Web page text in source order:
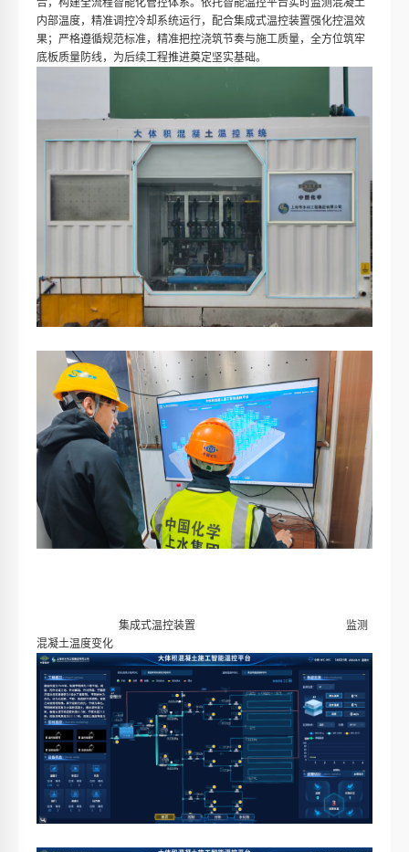
合，构建全流程智能化管控体系。依托智能温控平台实时监测混凝土
内部温度，精准调控冷却系统运行，配合集成式温控装置强化控温效
果；严格遵循规范标准，精准把控浇筑节奏与施工质量，全方位筑牢
底板质量防线，为后续工程推进奠定坚实基础。
集成式温控装置 监测
混凝土温度变化